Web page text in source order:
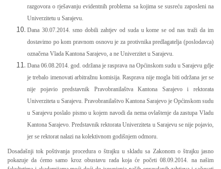
razgovora o rješavanju evidentnih problema sa kojima se susreću zaposleni na
Univerzitetu u Sarajevu.
Dana 30.07.2014. smo dobili zahtjev od suda u kome se od nas traži da im
dostavimo po kom pravnom osnovu je za protivnika predlagatelja (poslodavca)
označena Vlada Kantona Sarajevo, a ne Univerzitet u Sarajevu.
Dana 06.08.2014. god. održana je rasprava na Općinskom sudu u Sarajevu gdje
je trebalo imenovati arbitražnu komisija. Rasprava nije mogla biti održana jer se
nije pojavio predstavnik Pravobranilaštva Kantona Sarajevo i rektorata
Univerziteta u Sarajevu. Pravobranilaštvo Kantona Sarajevo je Općinskom sudu
u Sarajevu poslalo pismo u kojem navodi da nema ovlaštenje da zastupa Vladu
Kantona Sarajevo. Predstavnik rektorata Univerziteta u Sarajevu se nije pojavio,
jer se rektorat nalazi na kolektivnom godišnjem odmoru.
Dosadašnji tok poštivanja procedura o štrajku u skladu sa Zakonom o štrajku jasno
pokazuje da ćemo samo kroz obustavu rada koja će početi 08.09.2014. na našim